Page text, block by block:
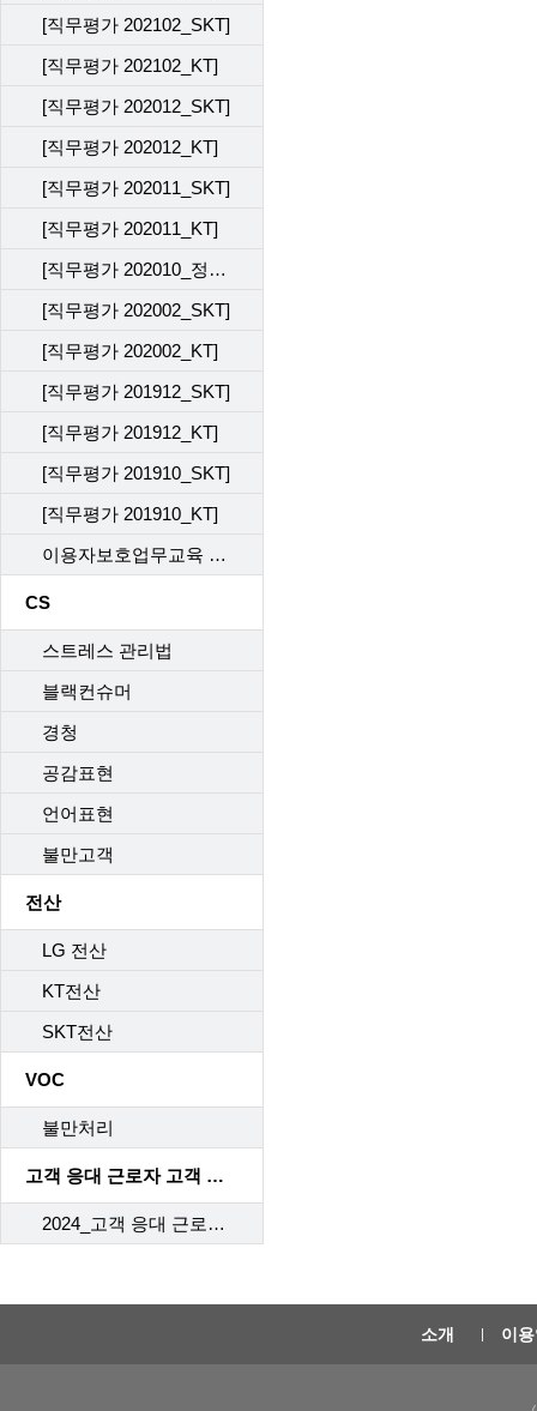
[직무평가 202102_SKT]
[직무평가 202102_KT]
[직무평가 202012_SKT]
[직무평가 202012_KT]
[직무평가 202011_SKT]
[직무평가 202011_KT]
[직무평가 202010_정기평가 전산 테스트]
[직무평가 202002_SKT]
[직무평가 202002_KT]
[직무평가 201912_SKT]
[직무평가 201912_KT]
[직무평가 201910_SKT]
[직무평가 201910_KT]
이용자보호업무교육 사후관리 직무평가 202302_KT
CS
스트레스 관리법
블랙컨슈머
경청
공감표현
언어표현
불만고객
전산
LG 전산
KT전산
SKT전산
VOC
불만처리
고객 응대 근로자 고객 응대 매뉴얼
2024_고객 응대 근로자 고객 응대 매뉴얼
소개 이